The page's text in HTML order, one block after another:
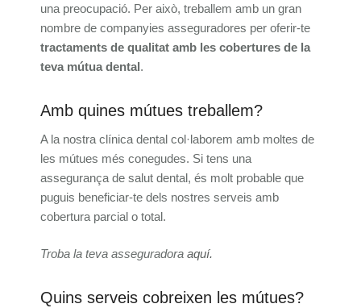
una preocupació. Per això, treballem amb un gran
nombre de companyies asseguradores per oferir-te
tractaments de qualitat amb les cobertures de la
teva mútua dental.
Amb quines mútues treballem?
A la nostra clínica dental col·laborem amb moltes de
les mútues més conegudes. Si tens una
assegurança de salut dental, és molt probable que
puguis beneficiar-te dels nostres serveis amb
cobertura parcial o total.
Troba la teva asseguradora aquí.
Quins serveis cobreixen les mútues?